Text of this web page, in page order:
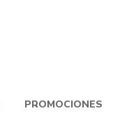
PROMOCIONES